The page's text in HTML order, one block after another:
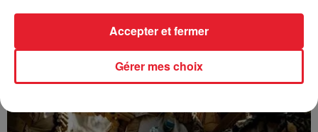
GUIZMO - T’CHALLA
Gérer mes choix
Accepter et fermer